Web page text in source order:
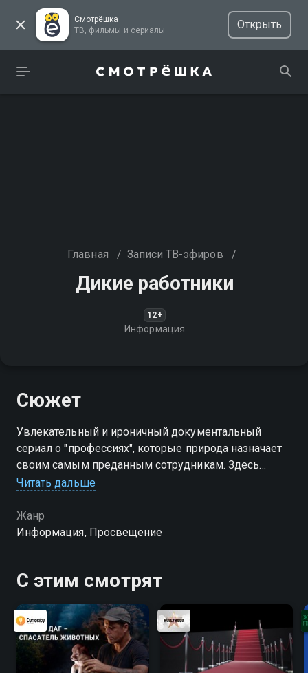
Смотрёшка
ТВ, фильмы и сериалы
Открыть
Главная / Записи ТВ-эфиров /
Дикие работники
12+
Информация
Сюжет
Увлекательный и ироничный документальный
сериал о "профессиях", которые природа назначает
своим самым преданным сотрудникам. Здесь
карьера длится всю жизнь, а ставка в ней всегда
Читать дальше
Жанр
Информация, Просвещение
С этим смотрят